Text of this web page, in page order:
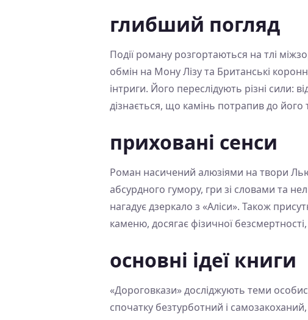
глибший погляд
Події роману розгортаються на тлі
обмін на Мону Лізу та Британські
інтриги. Його переслідують різні сили:
дізнається, що камінь потрапив до його
приховані сенси
Роман насичений алюзіями на твори
абсурдного гумору, гри зі словами та
нагадує дзеркало з «Аліси». Також
каменю, досягає фізичної
основні ідеї книги
«Дороговкази» досліджують теми
спочатку безтурботний і